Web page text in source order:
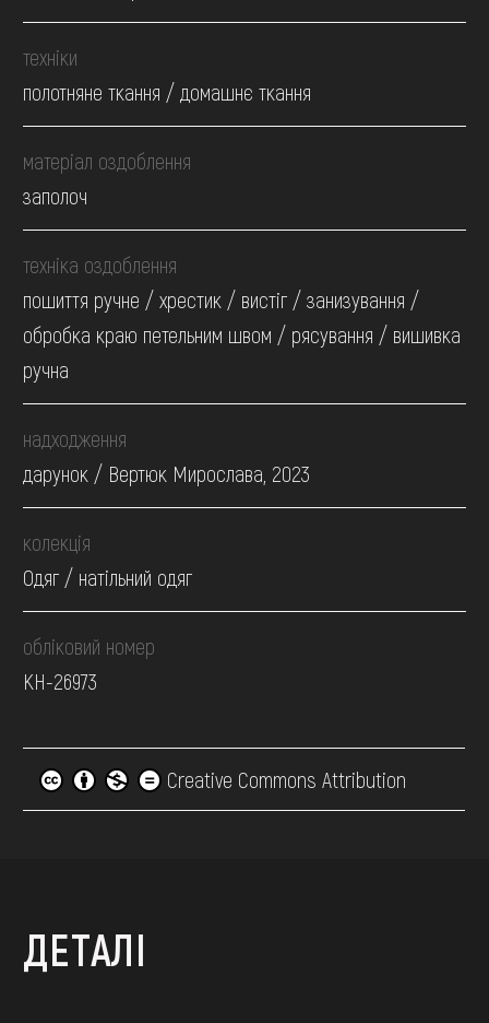
техніки
полотняне ткання / домашнє ткання
матеріал оздоблення
заполоч
техніка оздоблення
пошиття ручне / хрестик / вистіг / занизування /
обробка краю петельним швом / рясування / вишивка
ручна
надходження
дарунок / Вертюк Мирослава, 2023
колекція
Одяг / натільний одяг
обліковий номер
КН-26973
Creative Commons Attribution
ДЕТАЛІ